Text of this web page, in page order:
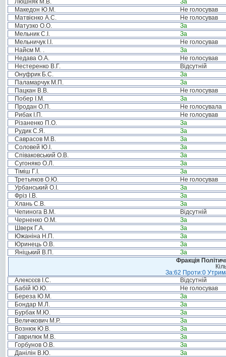
Люшняк М.В.
За
Македон Ю.М.
Не голосував
Матвієнко А.С.
Не голосував
Матузко О.О.
За
Мельник С.І.
За
Мельничук І.І.
Не голосував
Найєм М. .
За
Недава О.А.
Не голосував
Нестеренко В.Г.
Відсутній
Онуфрик Б.С.
За
Паламарчук М.П.
За
Пацкан В.В.
Не голосував
Побер І.М.
За
Продан О.П.
Не голосувала
Рибак І.П.
Не голосував
Різаненко П.О.
За
Рудик С.Я.
За
Саврасов М.В.
За
Соловей Ю.І.
За
Співаковський О.В.
За
Сугоняко О.Л.
За
Тіміш Г.І.
За
Третьяков О.Ю.
Не голосував
Урбанський О.І.
За
Фріз І.В.
За
Хлань С.В.
За
Чепинога В.М.
Відсутній
Черненко О.М.
За
Шверк Г.А.
За
Южаніна Н.П.
За
Юринець О.В.
За
Яніцький В.П.
За
Фракція
За:62 Проти:0
Алексєєв І.С.
Відсутній
Бабій Ю.Ю.
Не голосував
Береза Ю.М.
За
Бондар М.Л.
За
Бурбак М.Ю.
За
Величкович М.Р.
За
Вознюк Ю.В.
За
Гаврилюк М.В.
За
Горбунов О.В.
За
Данілін В.Ю.
За